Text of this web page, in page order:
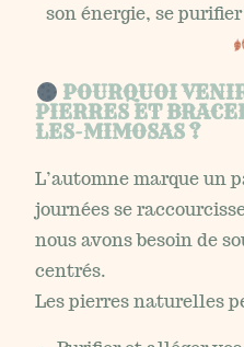
son énergie, se
POURQUOI
PIERRES ET
LES-MIMOSAS ?
L’automne marque un
journées se
nous avons besoin de
centrés.
Les pierres naturelles